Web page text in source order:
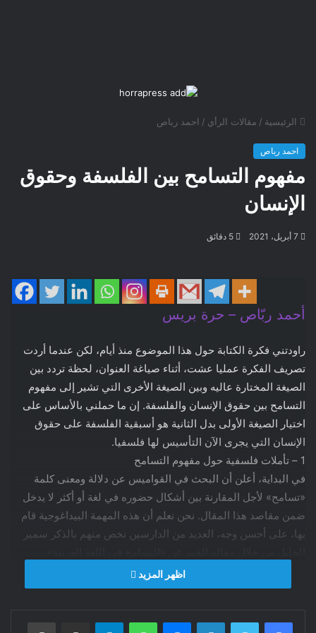
الرئيسية / مقالات الرأي / احمد رباص
احمد رباص
مفهوم التسامح بين الفلسفة وحقوق
الإنسان
7 أبريل، 2021
أحمد ربّاص – حرة بريس
راودتني فكرة الكتابة حول هذا الموضوع منذ أيام، لكن عندما أردت
تصريف الفكرة عمليا عشت، أثناء صياغة العنوان، لحظة تردد بين
الصيغة المختارة عاليه وبين الصيغة الأخرى التي تشير إلى مفهوم
التسامح بين حقوق الإنسان والفلسفة. إن ما حملني بالأساس على
اختيار الصيغة الأولى بدل الثانية هو أسبقية الفلسفة على حقوق
الإنسان التي يجرى الآن التأسيس لها فلسفيا.
1 – تأملات فلسفية حول مفهوم التسامح
في البداية، أعلن أن البحث في القواميس عن دلالة ومعنى كلمة
«تسامح» لأجل المقارنة بين أشكال حضوره في لغة أو أكثر لا يدخل
ضمن مقاصد هذا المقال. نحن نعلم أن هذه المهمة البيداغوجية قام
بها، على أحسن وجه، العديد من الدارسين نخص منهم بالذكر سمير
والموجود ضمن كتاب جماعي بعنوان «التسامح بين شرق وغرب».
لكن الأهم من كل ذلك، بالنسبة لسياق موضوعنا، هو أن تعني الكلمة
الفرنسية.
اظهر المزيد
فيسبوك تويتر لينكدإن ماسنجر واتساب تيلقرام مشاركة عبر البريد طباعة